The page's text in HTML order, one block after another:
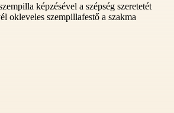
képzésével a szépség szeretetét
okleveles szempillafestő a szakma